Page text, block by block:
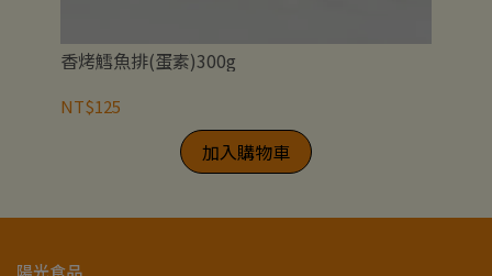
香烤鱈魚排(蛋素)300g
NT$125
加入購物車
陽光食品